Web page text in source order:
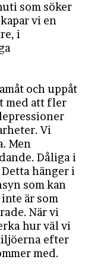
som söker
vi en
i
och uppåt
med att fler
Vi
Men
Dåliga i
hänger i
som kan
är som
När vi
hur väl vi
efter
med.